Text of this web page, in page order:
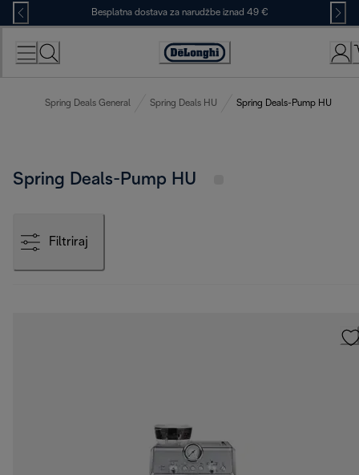
Skip
to
Content
Besplatna dostava za narudžbe iznad 49 €
Accessibility
Spring Deals General Spring Deals HU Spring Deals-Pump HU
Spring Deals-Pump HU
Filtriraj